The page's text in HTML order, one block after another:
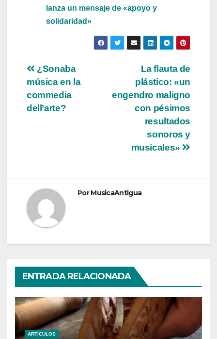
lanza un mensaje de «apoyo y
solidaridad»
Navegación
de
entradas
La flauta de
plástico: «un
engendro maligno
con pésimos
resultados
sonoros y
musicales»
¿Sonaba
música en la
commedia
dell’arte?
PorMusicaAntigua
ENTRADA RELACIONADA
ARTÍCULOS